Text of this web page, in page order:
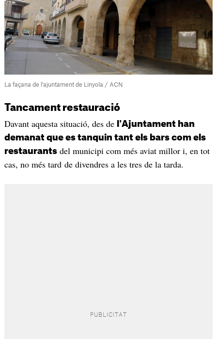
La façana de l'ajuntament de Linyola / ACN
Tancament restauració
Davant aquesta situació, des de
l'Ajuntament han
demanat que es tanquin tant els bars com els
restaurantsdel municipi com més aviat millor i, en tot
cas, no més tard de divendres a les tres de la tarda.